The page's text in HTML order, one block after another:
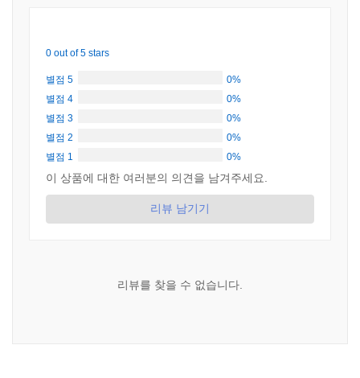
0 out of 5 stars
별점 5
0%
별점 4
0%
별점 3
0%
별점 2
0%
별점 1
0%
이 상품에 대한 여러분의 의견을 남겨주세요.
리뷰 남기기
리뷰를 찾을 수 없습니다.